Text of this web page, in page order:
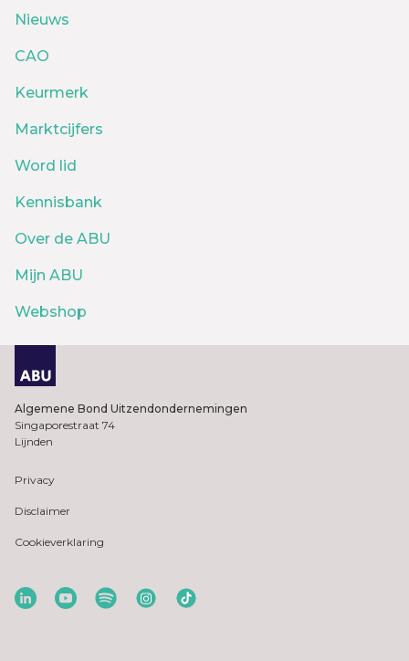
Nieuws
CAO
Keurmerk
Marktcijfers
Word lid
Kennisbank
Over de ABU
Mijn ABU
Webshop
Algemene Bond Uitzendondernemingen
Singaporestraat 74
Lijnden
Privacy
Disclaimer
Cookieverklaring